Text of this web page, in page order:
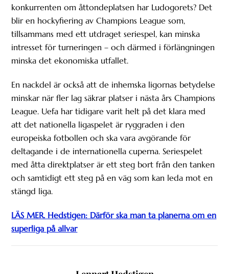
konkurrenten om åttondeplatsen har Ludogorets? Det
blir en hockyfiering av Champions League som,
tillsammans med ett utdraget seriespel, kan minska
intresset för turneringen – och därmed i förlängningen
minska det ekonomiska utfallet.
En nackdel är också att de inhemska ligornas betydelse
minskar när fler lag säkrar platser i nästa års Champions
League. Uefa har tidigare varit helt på det klara med
att det nationella ligaspelet är ryggraden i den
europeiska fotbollen och ska vara avgörande för
deltagande i de internationella cuperna. Seriespelet
med åtta direktplatser är ett steg bort från den tanken
och samtidigt ett steg på en väg som kan leda mot en
stängd liga.
LÄS MER. Hedstigen: Därför ska man ta planerna om en
superliga på allvar